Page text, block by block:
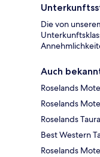
Die von
Auch
Roselands
Roselands
Roselands
Best Western
Roselands